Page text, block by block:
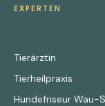
EXPERTEN
Tierärztin
Tierheilpraxis
Hundefriseur Wau-